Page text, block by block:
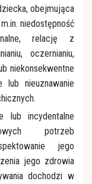
obejmująca
niedostępność
relację z
oczernianiu,
niekonsekwentne
lub nieuznawanie
lub incydentalne
potrzeb
jego
jego zdrowia
dochodzi w